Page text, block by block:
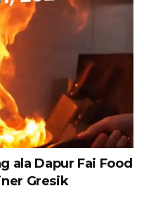
ala Dapur Fai Food
Gresik